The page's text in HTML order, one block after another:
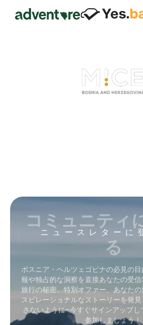
ニュースレターに
コミュニティ
る
ボスニア・ヘルツェゴビナの必見の
報や独占的な洞察を直接あなたの受信
旅行の秘密、特別オファー、あなた
スピレーショナルなストーリーを発
さないように–今すぐサインアップ
参加しましょう！